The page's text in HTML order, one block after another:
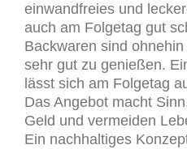
einwandfreies und
auch am Folgetag gut
Backwaren sind
sehr gut zu genießen.
lässt sich am Folgetag
Das Angebot macht
Geld und vermeiden
Ein nachhaltiges